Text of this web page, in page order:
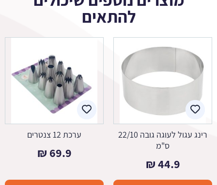
להתאים
רינג עגול לעוגה גובה 22/10
ס"מ
44.9
₪
ערכת 12 צנטרים
69.9
₪